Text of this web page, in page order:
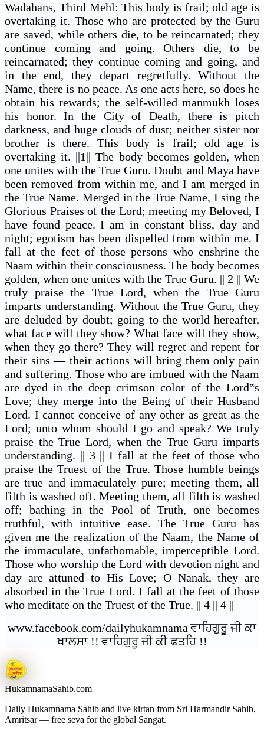
Wadahans, Third Mehl: This body is frail; old age is
overtaking it. Those who are protected by the Guru
are saved, while others die, to be reincarnated; they
continue coming and going. Others die, to be
reincarnated; they continue coming and going, and
in the end, they depart regretfully. Without the
Name, there is no peace. As one acts here, so does he
obtain his rewards; the self-willed manmukh loses
his honor. In the City of Death, there is pitch
darkness, and huge clouds of dust; neither sister nor
brother is there. This body is frail; old age is
overtaking it. ||1|| The body becomes golden, when
one unites with the True Guru. Doubt and Maya have
been removed from within me, and I am merged in
the True Name. Merged in the True Name, I sing the
Glorious Praises of the Lord; meeting my Beloved, I
have found peace. I am in constant bliss, day and
night; egotism has been dispelled from within me. I
fall at the feet of those persons who enshrine the
Naam within their consciousness. The body becomes
golden, when one unites with the True Guru. || 2 || We
truly praise the True Lord, when the True Guru
imparts understanding. Without the True Guru, they
are deluded by doubt; going to the world hereafter,
what face will they show? What face will they show,
when they go there? They will regret and repent for
their sins — their actions will bring them only pain
and suffering. Those who are imbued with the Naam
are dyed in the deep crimson color of the Lord‟s
Love; they merge into the Being of their Husband
Lord. I cannot conceive of any other as great as the
Lord; unto whom should I go and speak? We truly
praise the True Lord, when the True Guru imparts
understanding. || 3 || I fall at the feet of those who
praise the Truest of the True. Those humble beings
are true and immaculately pure; meeting them, all
filth is washed off. Meeting them, all filth is washed
off; bathing in the Pool of Truth, one becomes
truthful, with intuitive ease. The True Guru has
given me the realization of the Naam, the Name of
the immaculate, unfathomable, imperceptible Lord.
Those who worship the Lord with devotion night and
day are attuned to His Love; O Nanak, they are
absorbed in the True Lord. I fall at the feet of those
who meditate on the Truest of the True. || 4 || 4 ||
www.facebook.com/dailyhukamnama ਵਾਹਿਗੁਰੂ ਜੀ ਕਾ
ਖਾਲਸਾ !! ਵਾਹਿਗੁਰੂ ਜੀ ਕੀ ਫਤਹਿ !!
HukamnamaSahib.com
Daily Hukamnama Sahib and live kirtan from Sri Harmandir Sahib,
Amritsar — free seva for the global Sangat.